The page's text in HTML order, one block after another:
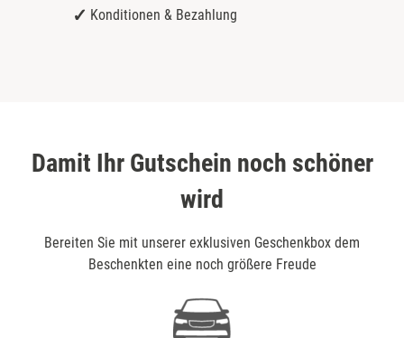
Konditionen & Bezahlung
Damit Ihr Gutschein noch schöner
wird
Bereiten Sie mit unserer exklusiven Geschenkbox dem
Beschenkten eine noch größere Freude